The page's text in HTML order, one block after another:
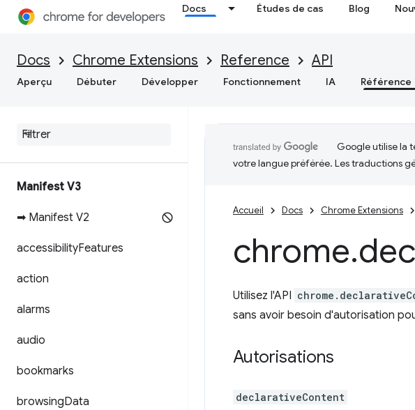
Docs Études de cas Blog
Docs Chrome Extensions Reference API
Aperçu Débuter Développer Fonctionnement IA Référence
Manifest V3
➡ Manifest V2
accessibilityFeatures
action
alarms
audio
bookmarks
browsingData
Google utilise la
votre langue préférée. Les traductions
Accueil Docs Chrome Extensions
chrome.
Utilisez l'API
sans avoir besoin d'autorisation
Autorisations
declarativeContent